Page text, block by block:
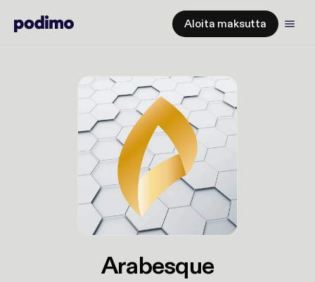
Aloita maksutta
Arabesque